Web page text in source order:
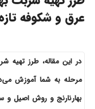
عرق و شکوفه
در این مقاله، طرز تهیه
مرحله به شما آموزش
بهارنارنج و روش اصیل و